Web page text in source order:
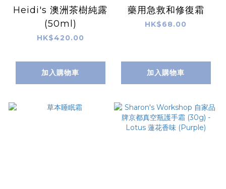
Heidi's 澳洲茶樹純露
(50ml)
HK$420.00
加入購物車
藥用急救和修復霜
HK$68.00
加入購物車